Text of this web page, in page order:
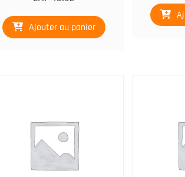
Ajouter au panier